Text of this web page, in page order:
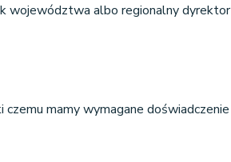
województwa albo regionalny dyrektor
mamy wymagane doświadczenie